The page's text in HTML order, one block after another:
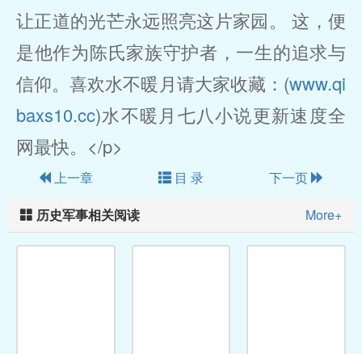
让正道的光芒永远照亮这片家园。 这，便
是他作为陈氏家族守护者，一生的追求与
信仰。喜欢水不暖月请大家收藏：(www.qi
baxs10.cc)水不暖月七八小说更新速度全
网最快。</p>
上一章 目 录
下一页
历史军事相关阅读
More+